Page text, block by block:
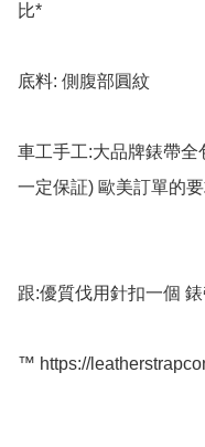
比*
底料: 側腹部圓紋
車工手工:大品牌錶帶
一定保証) 歐美訂單的
跟:優質伐用針扣一個
™️ https://